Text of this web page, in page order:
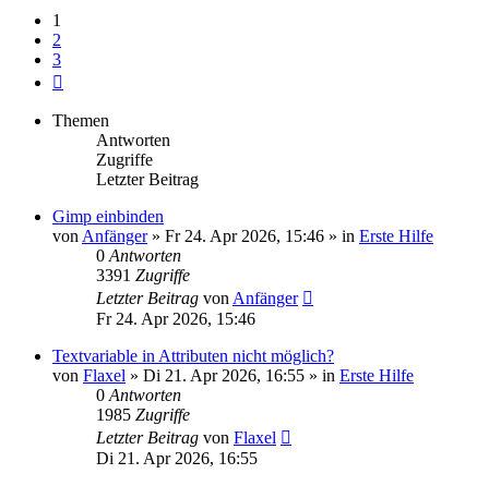
1
2
3
Themen
Antworten
Zugriffe
Letzter Beitrag
Gimp einbinden
von Anfänger» Fr 24. Apr 2026, 15:46 » in Erste Hilfe
0 Antworten
3391 Zugriffe
Letzter Beitrag von Anfänger
Fr 24. Apr 2026, 15:46
Textvariable in Attributen nicht möglich?
von Flaxel » Di 21. Apr 2026, 16:55 » in Erste Hilfe
0 Antworten
1985 Zugriffe
Letzter Beitrag von Flaxel
Di 21. Apr 2026, 16:55